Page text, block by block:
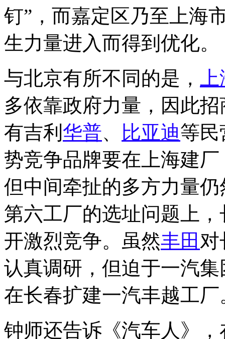
钉”，而嘉定区乃至上海
生力量进入而得到优化。
与北京有所不同的是，
多依靠政府力量，因此
有吉利 华普、 比亚迪等民
势竞争品牌要在上海建
但中间牵扯的多方力量
第六工厂的选址问题上
开激烈竞争。虽然丰田 对
认真调研，但迫于一汽
在长春扩建一汽丰越工厂
钟师还告诉《汽车人》